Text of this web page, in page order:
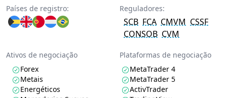
Países de registro: Reguladores:
SCB FCA CMVM CSSF
CONSOB CVM
Ativos de negociação
Forex
Metais
Energéticos
Plataformas de negociação
MetaTrader 4
MetaTrader 5
ActivTrader